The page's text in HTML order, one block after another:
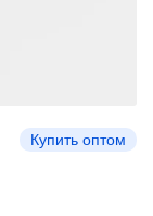
Купить оптом